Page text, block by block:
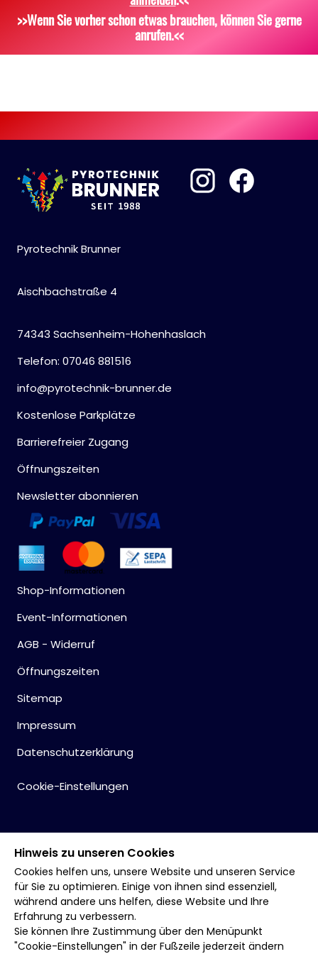
>>Wenn Sie vorher schon etwas brauchen, können Sie gerne
anrufen.<<
Pyrotechnik Brunner
Aischbachstraße 4
74343 Sachsenheim-Hohenhaslach
Telefon: 07046 881516
info@pyrotechnik-brunner.de
Kostenlose Parkplätze
Barrierefreier Zugang
Öffnungszeiten
Newsletter abonnieren
Shop-Informationen
Event-Informationen
AGB - Widerruf
Öffnungszeiten
Sitemap
Impressum
Datenschutzerklärung
Cookie-Einstellungen
Hinweis zu unseren Cookies
Cookies helfen uns, unsere Website und unseren Service
für Sie zu optimieren. Einige von ihnen sind essenziell,
während andere uns helfen, diese Website und Ihre
Erfahrung zu verbessern.
Sie können Ihre Zustimmung über den Menüpunkt
"Cookie-Einstellungen" in der Fußzeile jederzeit ändern